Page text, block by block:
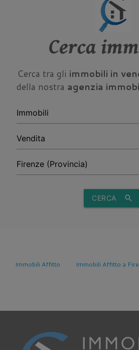
Cerca
Cerca tra gli immobili in
della nostra agenzia
CERCA search
Immobili Affitto Immobili Affitto a